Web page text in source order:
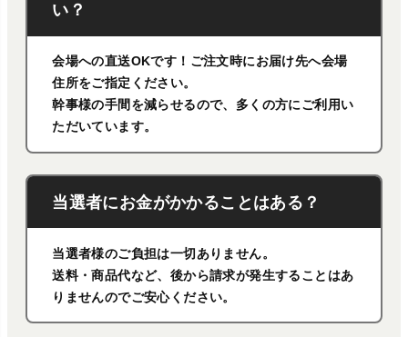
い？
会場への直送OKです！ご注文時にお届け先へ会場
住所をご指定ください。
幹事様の手間を減らせるので、多くの方にご利用い
ただいています。
当選者にお金がかかることはある？
当選者様のご負担は一切ありません。
送料・商品代など、後から請求が発生することはあ
りませんのでご安心ください。